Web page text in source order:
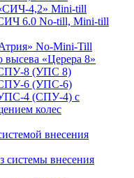
4,2» Mini-till
6.0 No-till, Mini-till
No-Mini-Till
высева «Церера 8»
СПУ-8 (УПС 8)
СПУ-6 (УПС-6)
УПС-4 (СПУ-4) с
колес
внесения
системы внесения